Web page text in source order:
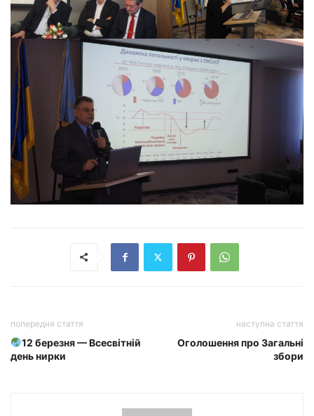
попередня стаття
12 березня — Всесвітній
день нирки
наступна стаття
Оголошення про Загальні
збори